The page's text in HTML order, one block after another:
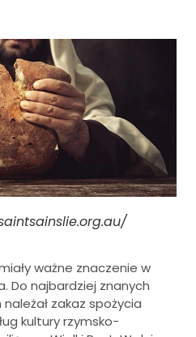
ważne znaczenie w
Do najbardziej znanych
zakaz spożycia
kultury rzymsko-